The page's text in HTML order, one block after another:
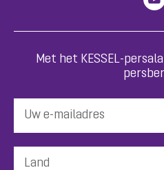
Met het KESSEL-